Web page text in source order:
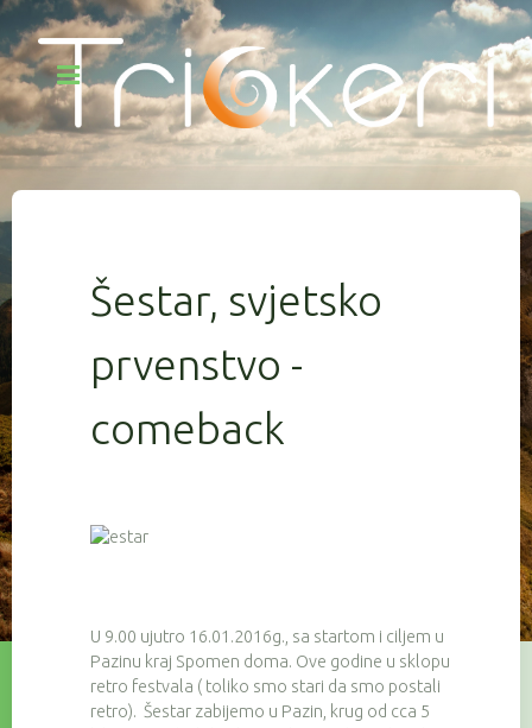
Šestar, svjetsko
prvenstvo -
comeback
U 9.00 ujutro 16.01.2016g., sa startom i ciljem u
Pazinu kraj Spomen doma. Ove godine u sklopu
retro festvala ( toliko smo stari da smo postali
retro). Šestar zabijemo u Pazin, krug od cca 5